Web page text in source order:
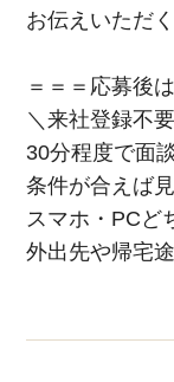
お伝えいただ
＝＝＝応募後
＼来社登録不
30分程度で面
条件が合えば
スマホ・PCど
外出先や帰宅